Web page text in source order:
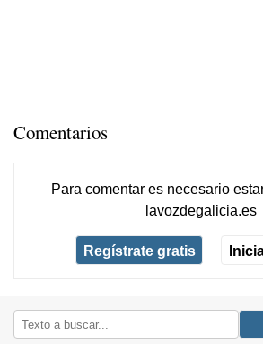
Comentarios
Para comentar es necesario
lavozdegalicia.es
Regístrate gratis